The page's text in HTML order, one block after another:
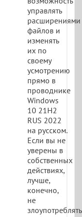
управлять
расширениями
файлов и
изменять
их по
своему
усмотрению
прямо в
проводнике
Windows
10 21H2
RUS 2022
на русском.
Если вы не
уверены в
собственных
действиях,
лучше,
конечно,
не
злоупотреблять